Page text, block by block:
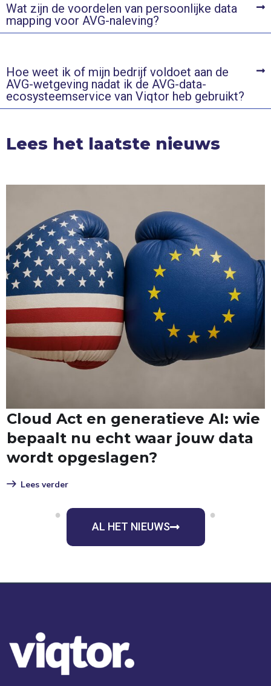
Wat zijn de voordelen van persoonlijke data
mapping voor AVG-naleving?
Hoe weet ik of mijn bedrijf voldoet aan de
AVG-wetgeving nadat ik de AVG-data-
ecosysteemservice van Viqtor heb gebruikt?
Lees het laatste nieuws
Cloud Act en generatieve AI: wie
bepaalt nu echt waar jouw data
wordt opgeslagen?
Lees verder
1 9
AL HET NIEUWS